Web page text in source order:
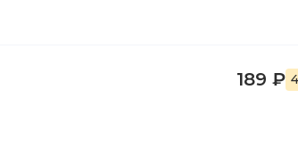
189 ₽